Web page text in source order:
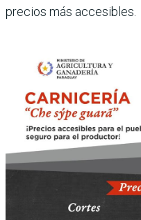
precios más accesibles.